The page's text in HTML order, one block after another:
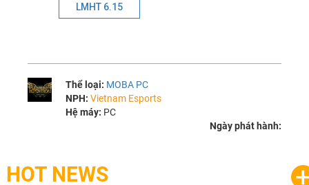
LMHT 6.15
Thể loại: MOBA PC
NPH:Vietnam Esports
Hệ máy: PC
Ngày phát hành:
HOT NEWS